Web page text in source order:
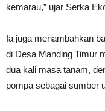
kemarau,” ujar Serka
Ia juga menambahkan
di Desa Manding Timur
dua kali masa tanam,
pompa sebagai sumber